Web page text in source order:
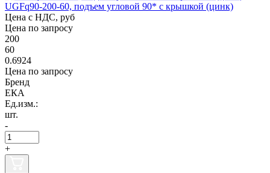
UGFq90-200-60, подъем угловой 90* с крышкой (цинк)
Цена с НДС, руб
Цена по запросу
200
60
0.6924
Цена по запросу
Бренд
ЕКА
Ед.изм.:
шт.
-
+